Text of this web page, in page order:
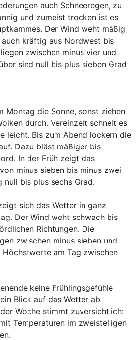
auch Schneeregen, zu
und zumeist trocken ist es
Der Wind weht mäßig
kräftig aus Nordwest bis
zwischen minus vier und
sind null bis plus sieben Grad
Montag die Sonne, sonst ziehen
durch. Vereinzelt schneit es
leicht. Bis zum Abend lockern die
Dazu bläst mäßiger bis
In der Früh zeigt das
minus sieben bis minus zwei
null bis plus sechs Grad.
sich das Wetter in ganz
Der Wind weht schwach bis
Richtungen. Die
zwischen minus sieben und
Höchstwerte am Tag zwischen
keine Frühlingsgefühle
Blick auf das Wetter ab
Woche stimmt zuversichtlich:
Temperaturen im zweistelligen